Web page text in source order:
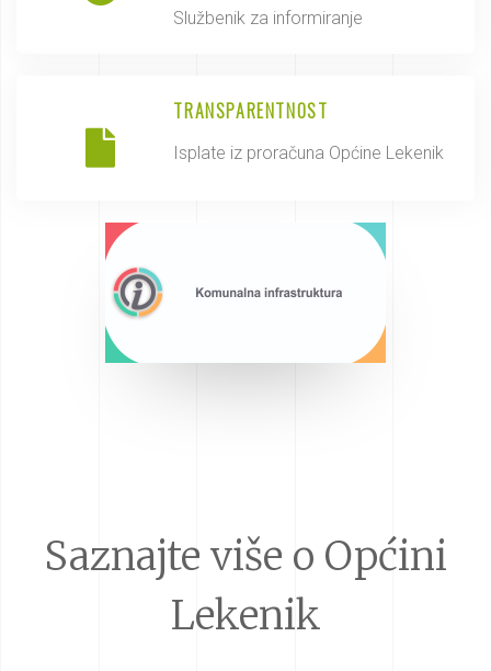
Službenik za informiranje
TRANSPARENTNOST
Isplate iz proračuna Općine Lekenik
Saznajte više o Općini
Lekenik